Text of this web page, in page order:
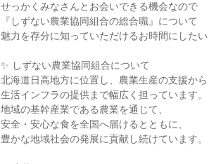
せっかくみなさんとお会いできる機会なので
『しずない農業協同組合の総合職』について
魅力を存分に知っていただけるお時間にしたい
✨ しずない農業協同組合について
北海道日高地方に位置し、農業生産の支援から
生活インフラの提供まで幅広く担っています。
地域の基幹産業である農業を通じて、
安全・安心な食を全国へ届けるとともに、
豊かな地域社会の発展に貢献し続けています。